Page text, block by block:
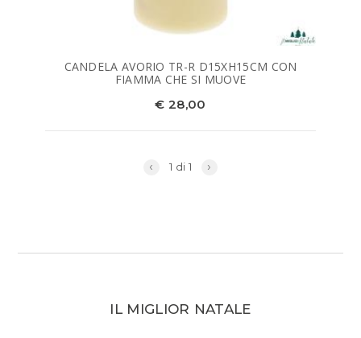
CANDELA AVORIO TR-R D15XH15CM CON
FIAMMA CHE SI MUOVE
€ 28,00
‹ 1 di 1 ›
IL MIGLIOR NATALE